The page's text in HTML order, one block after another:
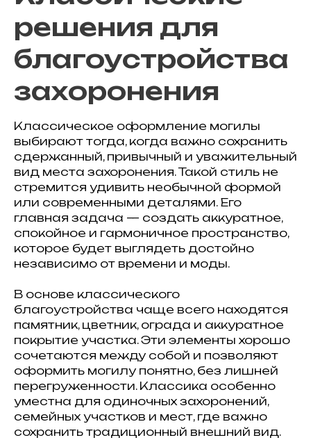
решения для
благоустройства
захоронения
Классическое оформление могилы
выбирают тогда, когда важно сохранить
сдержанный, привычный и уважительный
вид места захоронения. Такой стиль не
стремится удивить необычной формой
или современными деталями. Его
главная задача — создать аккуратное,
спокойное и гармоничное пространство,
которое будет выглядеть достойно
независимо от времени и моды.
В основе классического
благоустройства чаще всего находятся
памятник, цветник, ограда и аккуратное
покрытие участка. Эти элементы хорошо
сочетаются между собой и позволяют
оформить могилу понятно, без лишней
перегруженности. Классика особенно
уместна для одиночных захоронений,
семейных участков и мест, где важно
сохранить традиционный внешний вид.